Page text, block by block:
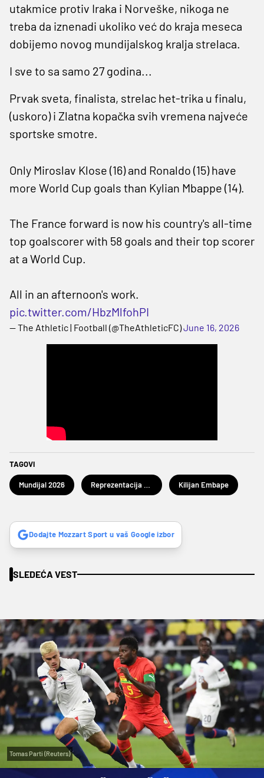
utakmice protiv Iraka i Norveške, nikoga ne
treba da iznenadi ukoliko već do kraja meseca
dobijemo novog mundijalskog kralja strelaca.
I sve to sa samo 27 godina...
Prvak sveta, finalista, strelac het-trika u finalu,
(uskoro) i Zlatna kopačka svih vremena najveće
sportske smotre.
Only Miroslav Klose (16) and Ronaldo (15) have
more World Cup goals than Kylian Mbappe (14).
The France forward is now his country's all-time
top goalscorer with 58 goals and their top scorer
at a World Cup.
All in an afternoon's work.
pic.twitter.com/HbzMlfohPI
— The Athletic | Football (@TheAthleticFC)June 16, 2026
TAGOVI
Mundijal 2026 Kilijan Embape
Dodajte Mozzart Sport u vaš Google izbor
SLEDEĆA VEST
Tomas Parti (Reuters)